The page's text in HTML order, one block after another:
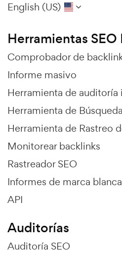
English (US)
Herramientas
Comprobador de
Informe masivo
Herramienta de auditoría
Herramienta de
Herramienta de Rastreo
Monitorear backlinks
Rastreador SEO
Informes de marca blanca
API
Auditorías
Auditoría SEO